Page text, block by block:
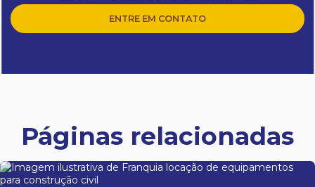
ENTRE EM CONTATO
Páginas relacionadas